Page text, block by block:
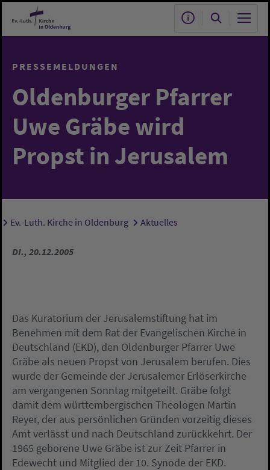
Zum Hauptinhalt springen
PRESSEMELDUNGEN
Oldenburger Pfarrer
Uwe Gräbe wird
Propst in Jerusalem
Sie sind hier:
Ev.-Luth. Kirche in Oldenburg Aktuelles
DI., 20.12.2005
Das Kuratorium der Jerusalemstiftung hat im
Benehmen mit dem Rat der Evangelischen Kirche in
Deutschland (EKD), den Oldenburger Pfarrer Uwe
Gräbe als neuen Propst von Jerusalem berufen. Dies
wurde der Gemeinde der Jerusalemer Erlöserkirche
am vergangenen Sonntag mitgeteilt. Gräbe folgt
damit dem württembergischen Theologen Martin
Reyer, der aus persönlichen Gründen vorzeitig dieses
Amt verlässt und nach Deutschland zurückkehrt. Der
1965 geborene Uwe Gräbe ist zur Zeit Pfarrer in
Edewecht und Mitglied der 10. Synode der EKD.